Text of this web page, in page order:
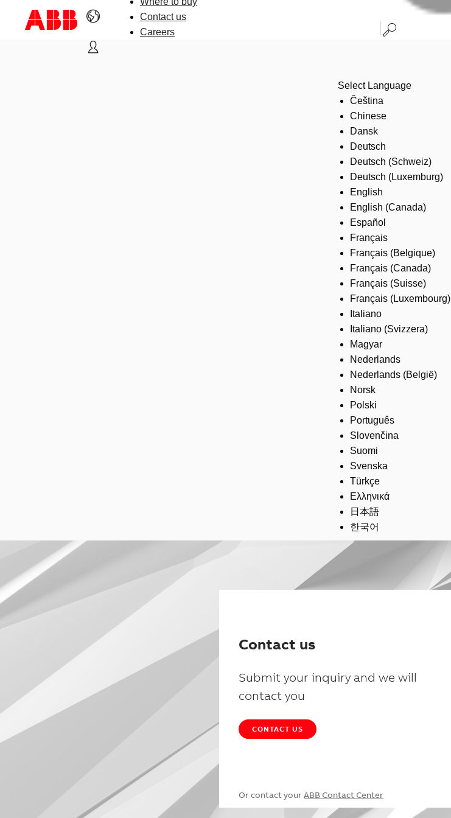
Contact us
Careers
Select Language
Čeština
Chinese
Dansk
Deutsch
Deutsch (Schweiz)
Deutsch (Luxemburg)
English
English (Canada)
Español
Français
Français (Belgique)
Français (Canada)
Français (Suisse)
Français (Luxembourg)
Italiano
Italiano (Svizzera)
Magyar
Nederlands
Nederlands (België)
Norsk
Polski
Português
Slovenčina
Suomi
Svenska
Türkçe
Ελληνικά
日本語
한국어
Contact us
Submit your inquiry and we will
contact you
CONTACT US
Or contact your ABB Contact Center